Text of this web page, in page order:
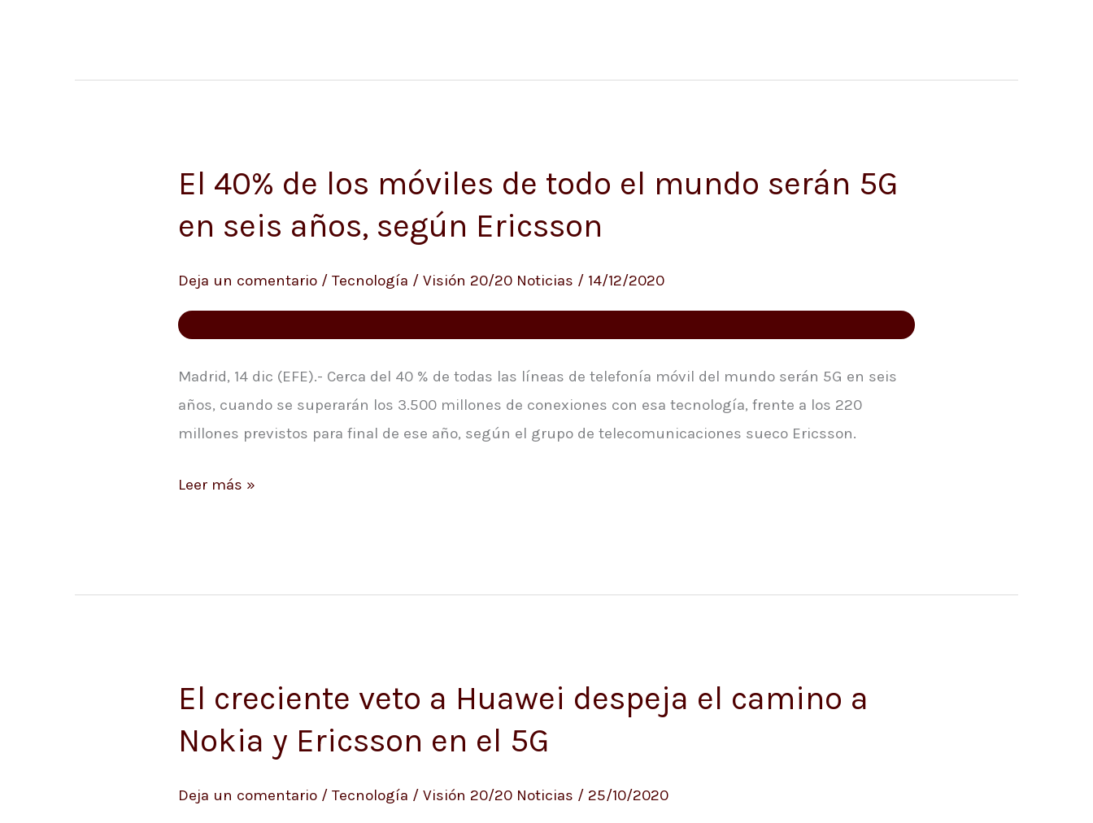
El 40% de los móviles de todo el mundo serán 5G
en seis años, según Ericsson
Deja un comentario / Tecnología / Visión 20/20 Noticias / 14/12/2020
Madrid, 14 dic (EFE).- Cerca del 40 % de todas las líneas de telefonía móvil del mundo serán 5G en seis
años, cuando se superarán los 3.500 millones de conexiones con esa tecnología, frente a los 220
millones previstos para final de ese año, según el grupo de telecomunicaciones sueco Ericsson.
El
de
móviles
de
el
mundo
serán
en
Leer más »
El creciente veto a Huawei despeja el camino a
Nokia y Ericsson en el 5G
Deja un comentario / Tecnología / Visión 20/20 Noticias / 25/10/2020
El
veto
Huawei